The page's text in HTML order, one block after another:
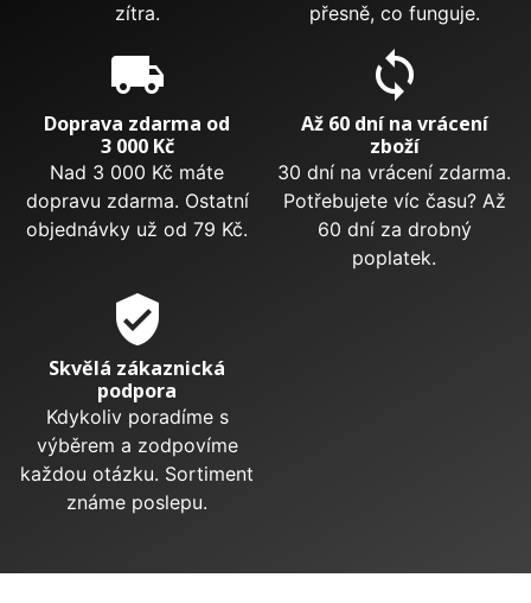
zítra.
přesně, co funguje.
local_shipping
Doprava zdarma od
3 000 Kč
Nad 3 000 Kč máte
dopravu zdarma. Ostatní
objednávky už od 79 Kč.
sync
Až 60 dní na vrácení
zboží
30 dní na vrácení zdarma.
Potřebujete víc času? Až
60 dní za drobný
poplatek.
verified_user
Skvělá zákaznická
podpora
Kdykoliv poradíme s
výběrem a zodpovíme
každou otázku. Sortiment
známe poslepu.